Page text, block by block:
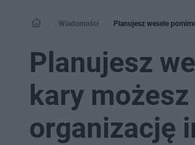
Wiadomości Planujesz wesele
Planujesz
kary
organizację